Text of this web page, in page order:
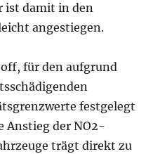
ist damit in den
angestiegen.
für den aufgrund
festgelegt
Anstieg der NO2-
trägt direkt zu